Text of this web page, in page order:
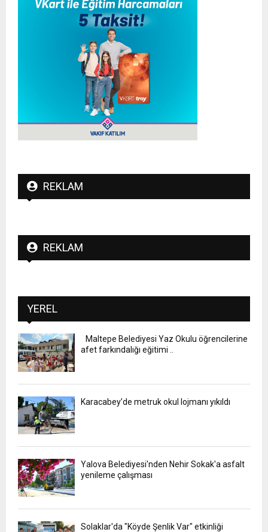
REKLAM
REKLAM
YEREL
Maltepe Belediyesi Yaz Okulu öğrencilerine
afet farkındalığı eğitimi ..
Karacabey’de metruk okul lojmanı yıkıldı
Yalova Belediyesi'nden Nehir Sokak'a asfalt
yenileme çalışması
Solaklar'da "Köyde Şenlik Var" etkinliği